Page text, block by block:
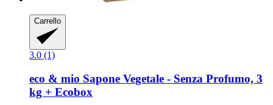
Carrello
3.0 (1)
eco & mio Sapone Vegetale -​ Senza Profumo, 3
kg + Ecobox